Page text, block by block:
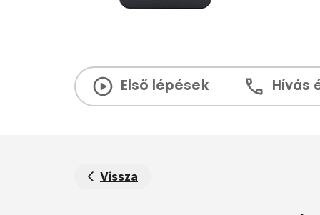
Első lépések Hívás
Vissza